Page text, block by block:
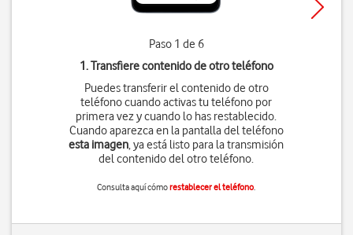
Paso 1 de 6
1. Transfiere contenido de otro teléfono
Puedes transferir el contenido de otro
teléfono cuando activas tu teléfono por
primera vez y cuando lo has restablecido.
Cuando aparezca en la pantalla del teléfono
esta imagen, ya está listo para la transmisión
del contenido del otro teléfono.
Consulta aquí cómorestablecer el teléfono.